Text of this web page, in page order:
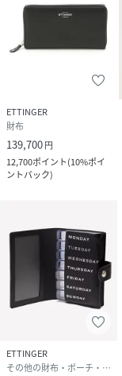
ETTINGER
財布
139,700円
12,700ポイント(10%ポイ
ントバック)
ETTINGER
その他の財布・ポーチ・ケース